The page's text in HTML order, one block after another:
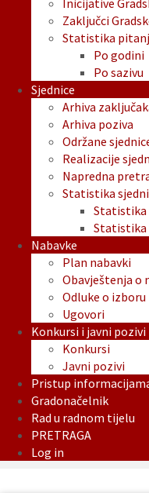
Inicijative
Zaključci
Statistika
Po godini
Po sazivu
Sjednice
Arhiva
Arhiva poziva
Održane
Realizacije
Napredna
Statistika
Statistika
Statistika
Nabavke
Plan nabavki
Obavještenja o
Odluke o izboru
Ugovori
Konkursi i javni pozivi
Konkursi
Javni pozivi
Pristup
Gradonačelnik
Rad u radnom tijelu
PRETRAGA
Log in